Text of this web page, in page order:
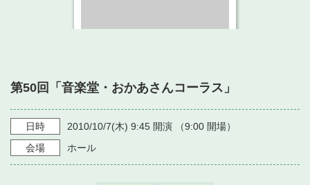
・ 空き状況
・ 抽選対象日
・ 利用料金
・ 音楽堂のご案内
・ フロアマップ
神奈川県立音楽堂
SNS
第50回「音楽堂・おかあさんコーラス」
日時 2010/10/7(木) 9:45 開演 （9:00 開場）
会場
ホール